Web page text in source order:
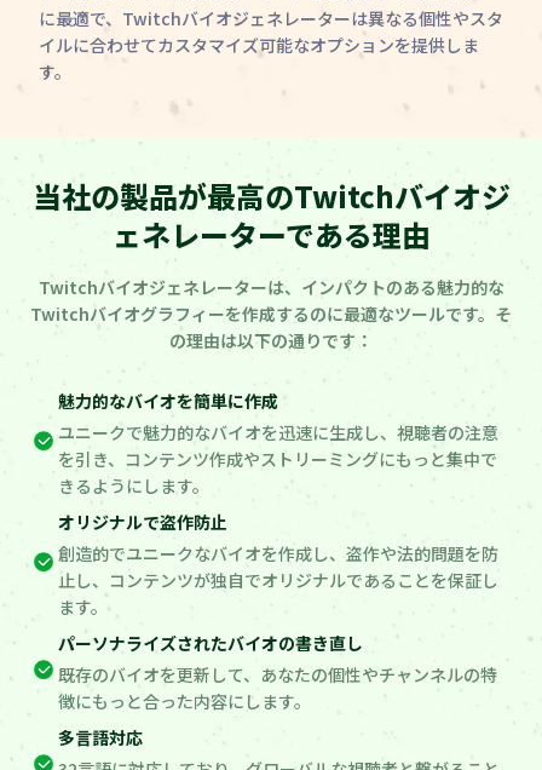
に最適で、Twitchバイオジェネレーターは異なる個性やスタ
イルに合わせてカスタマイズ可能なオプションを提供しま
す。
当社の製品が最高のTwitchバイオジ
ェネレーターである理由
Twitchバイオジェネレーターは、インパクトのある魅力的な
Twitchバイオグラフィーを作成するのに最適なツールです。そ
の理由は以下の通りです：
魅力的なバイオを簡単に作成
ユニークで魅力的なバイオを迅速に生成し、視聴者の注意
を引き、コンテンツ作成やストリーミングにもっと集中で
きるようにします。
オリジナルで盗作防止
創造的でユニークなバイオを作成し、盗作や法的問題を防
止し、コンテンツが独自でオリジナルであることを保証し
ます。
パーソナライズされたバイオの書き直し
既存のバイオを更新して、あなたの個性やチャンネルの特
徴にもっと合った内容にします。
多言語対応